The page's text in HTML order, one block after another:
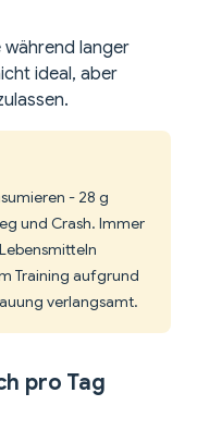
während langer
ideal, aber
- 28 g
und Crash. Immer
Training aufgrund
verlangsamt.
pro Tag